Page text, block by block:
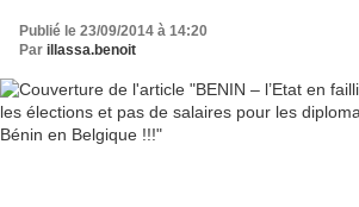
Publié le 23/09/2014 à 14:20
Par illassa.benoit